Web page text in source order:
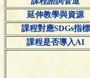
延伸教學與資源
課程對應SDGs指標
課程是否導入AI